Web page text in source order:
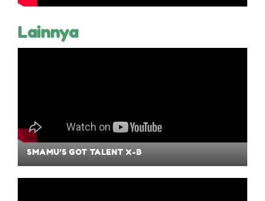
Lainnya
SMAMU’S GOT TALENT X-B